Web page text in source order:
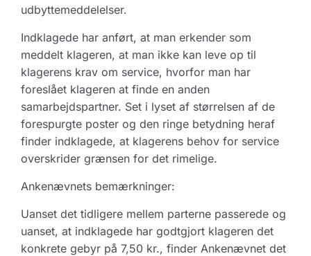
udbyttemeddelelser.
Indklagede har anført, at man erkender som
meddelt klageren, at man ikke kan leve op til
klagerens krav om service, hvorfor man har
foreslået klageren at finde en anden
samarbejdspartner. Set i lyset af størrelsen af de
forespurgte poster og den ringe betydning heraf
finder indklagede, at klagerens behov for service
overskrider grænsen for det rimelige.
Ankenævnets bemærkninger:
Uanset det tidligere mellem parterne passerede og
uanset, at indklagede har godtgjort klageren det
konkrete gebyr på 7,50 kr., finder Ankenævnet det